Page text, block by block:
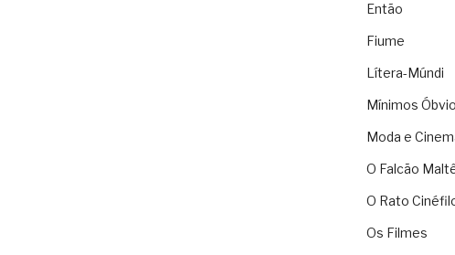
Então
Fiume
Lítera-Múndi
Mínimos
Moda e
O Falcão
O Rato
Os Filmes